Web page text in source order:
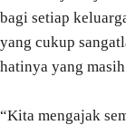
bagi setiap
yang cukup
hatinya yang
“Kita mengajak